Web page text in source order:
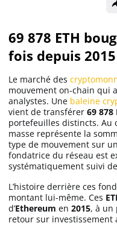
Solana (SOL)
Dogecoin
Binance Coin
Trading
C’est quoi ?
69 878 ETH
fois depuis 2015
Le marché des
mouvement on-chain qui
analystes. Une baleine
vient de transférer 69 878
portefeuilles distincts. Au
masse représente la
type de mouvement sur
fondatrice du réseau est
systématiquement suivi
L’histoire derrière ces
montant lui-même. Ces
d’Ethereum en 2015, à un
retour sur